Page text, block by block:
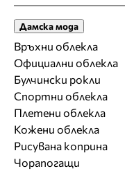
Дамска мода
Връхни облекла
Официални облекла
Булчински рокли
Спортни облекла
Плетени облекла
Кожени облекла
Рисувана коприна
Чорапогащи